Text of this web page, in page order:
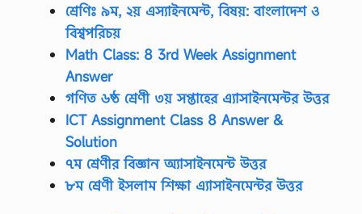
শ্রেণিঃ ৯ম, ২য় এস্যাইনমেন্ট, বিষয়: বাংলাদেশ ও
বিশ্বপরিচয়
Math Class: 8 3rd Week Assignment
Answer
গণিত ৬ষ্ঠ শ্রেণী ৩য় সপ্তাহের এ্যাসাইনমেন্টর উত্তর
ICT Assignment Class 8 Answer &
Solution
৭ম শ্রেণীর বিজ্ঞান অ্যাসাইনমেন্ট উত্তর
৮ম শ্রেণী ইসলাম শিক্ষা এ্যাসাইনমেন্টর উত্তর